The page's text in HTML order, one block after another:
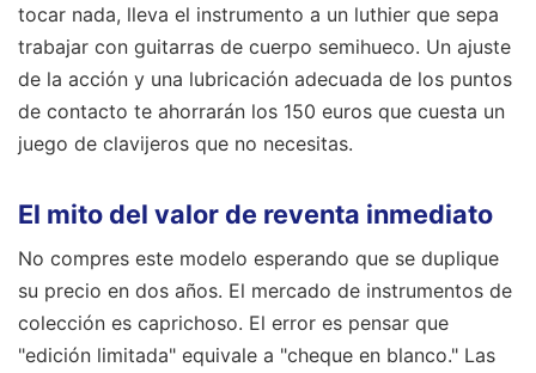
tocar nada, lleva el instrumento a un luthier que sepa
trabajar con guitarras de cuerpo semihueco. Un ajuste
de la acción y una lubricación adecuada de los puntos
de contacto te ahorrarán los 150 euros que cuesta un
juego de clavijeros que no necesitas.
El mito del valor de reventa inmediato
No compres este modelo esperando que se duplique
su precio en dos años. El mercado de instrumentos de
colección es caprichoso. El error es pensar que
"edición limitada" equivale a "cheque en blanco." Las